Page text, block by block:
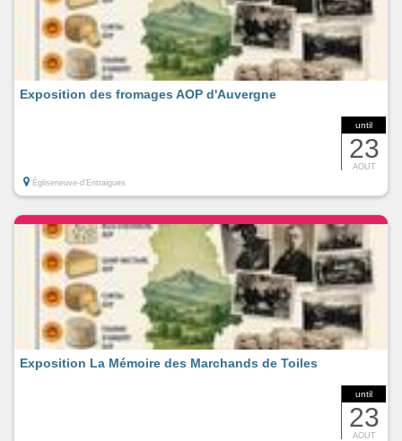
until
23
AOUT
Exposition des fromages AOP d'Auvergne
Égliseneuve-d'Entraigues
until
23
AOUT
Exposition La Mémoire des Marchands de Toiles